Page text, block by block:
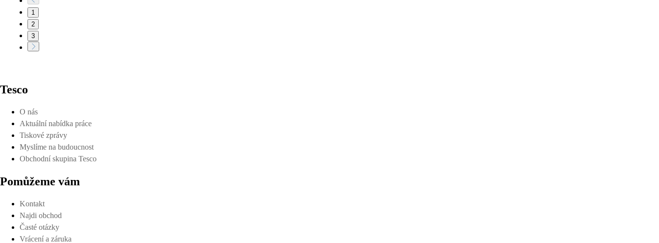
1
2
3
Tesco
O nás
Aktuální nabídka práce
Tiskové zprávy
Myslíme na budoucnost
Obchodní skupina Tesco
Pomůžeme vám
Kontakt
Najdi obchod
Časté otázky
Vrácení a záruka